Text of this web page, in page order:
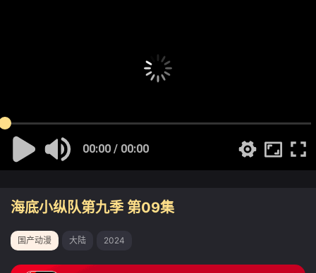
00:00 / 00:00
海底小纵队第九季 第09集
国产动漫 大陆 2024